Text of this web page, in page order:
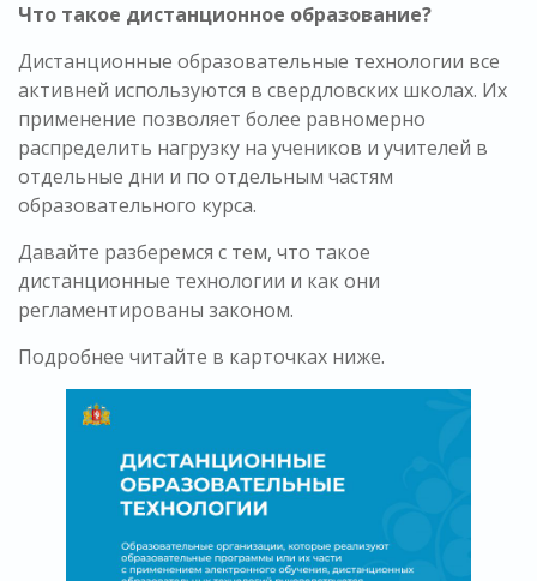
Что такое дистанционное образование?
Дистанционные образовательные технологии все
активней используются в свердловских школах. Их
применение позволяет более равномерно
распределить нагрузку на учеников и учителей в
отдельные дни и по отдельным частям
образовательного курса.
Давайте разберемся с тем, что такое
дистанционные технологии и как они
регламентированы законом.
Подробнее читайте в карточках ниже.